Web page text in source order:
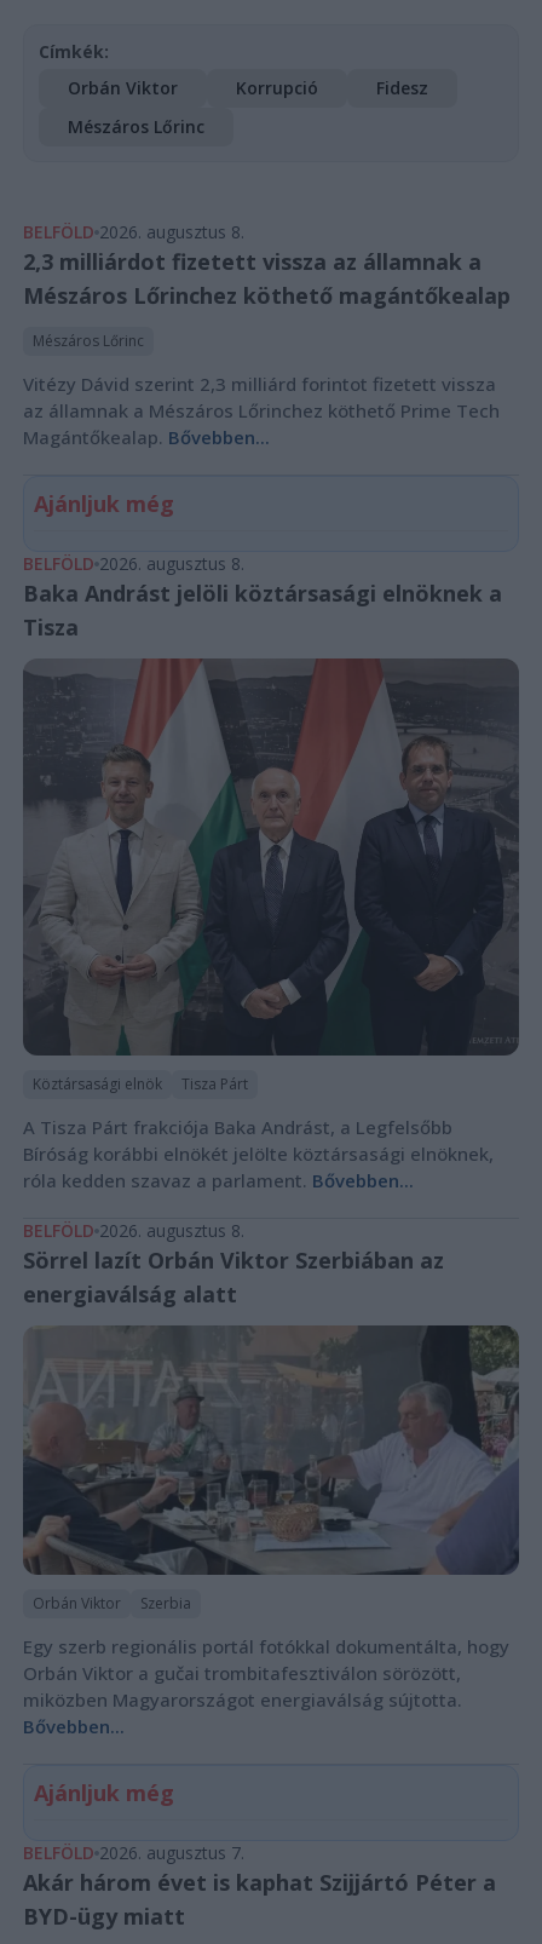
Címkék:
Orbán Viktor
Korrupció
Fidesz
Mészáros Lőrinc
BELFÖLD 2026. augusztus 8.
2,3 milliárdot fizetett vissza az államnak a
Mészáros Lőrinchez köthető magántőkealap
Mészáros Lőrinc
Vitézy Dávid szerint 2,3 milliárd forintot fizetett vissza
az államnak a Mészáros Lőrinchez köthető Prime Tech
Magántőkealap. Bővebben...
Ajánljuk még
BELFÖLD 2026. augusztus 8.
Baka Andrást jelöli köztársasági elnöknek a
Tisza
Köztársasági elnök Tisza Párt
A Tisza Párt frakciója Baka Andrást, a Legfelsőbb
Bíróság korábbi elnökét jelölte köztársasági elnöknek,
róla kedden szavaz a parlament. Bővebben...
BELFÖLD 2026. augusztus 8.
Sörrel lazít Orbán Viktor Szerbiában az
energiaválság alatt
Orbán Viktor Szerbia
Egy szerb regionális portál fotókkal dokumentálta, hogy
Orbán Viktor a gučai trombitafesztiválon sörözött,
miközben Magyarországot energiaválság sújtotta.
Bővebben...
Ajánljuk még
BELFÖLD 2026. augusztus 7.
Akár három évet is kaphat Szijjártó Péter a
BYD-ügy miatt